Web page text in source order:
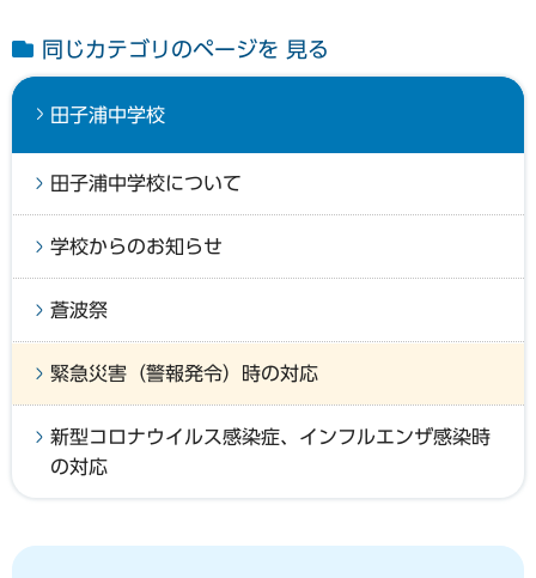
同じカテゴリのページを 見る
田子浦中学校
田子浦中学校について
学校からのお知らせ
蒼波祭
緊急災害（警報発令）時の対応
新型コロナウイルス感染症、インフルエンザ感染時
の対応